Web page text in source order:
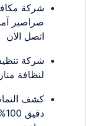
شركة
اتصل الان
لنظافة منازل
كشف